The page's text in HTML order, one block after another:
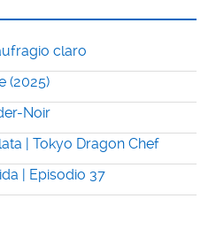
claro
(2025)
Noir
| Tokyo Dragon Chef
| Episodio 37